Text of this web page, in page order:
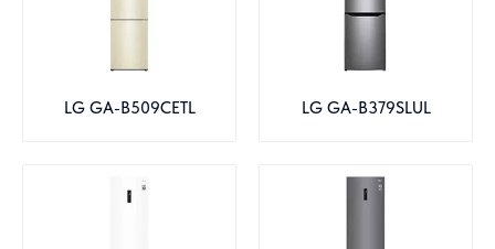
LG GA-B509CETL LG GA-B379SLUL